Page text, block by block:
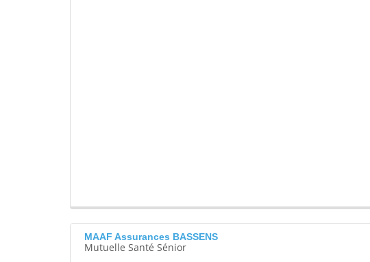
MAAF Assurances BASSENS
Mutuelle Santé Sénior